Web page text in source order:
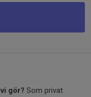
gör? Som privat